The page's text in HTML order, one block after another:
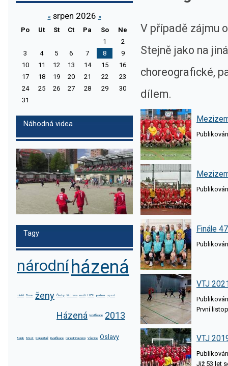
«srpen 2026 »
Po
Ut St Ct Pa So
Ne
1
2
3
4 5 6 7 8
9
10
11 12 13 14 15
16
17
18 19 20 21 22
23
24
25 26 27 28 29
30
31
Náhodná videa
Tagy
národní házená
mistři Brno ženy Čechy Morava muži HZH partner sport
Házená kvalifikace 2013
Baník Most Reportáž Kvalifikace národníházená Všenice Oslavy
V případě zájmu
Stejně jako na
choreografické,
dílem.
Finále
VTJ
První
VTJ
Již 53 let